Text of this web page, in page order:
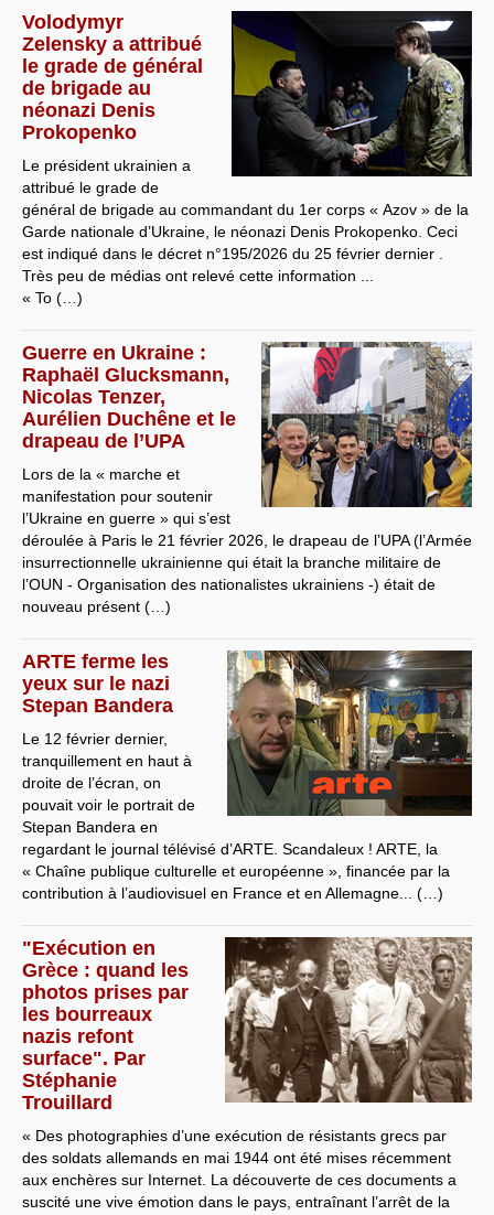
Volodymyr
Zelensky a attribué
le grade de général
de brigade au
néonazi Denis
Prokopenko
Le président ukrainien a
attribué le grade de
général de brigade au commandant du 1er corps « Azov » de la
Garde nationale d’Ukraine, le néonazi Denis Prokopenko. Ceci
est indiqué dans le décret n°195/2026 du 25 février dernier .
Très peu de médias ont relevé cette information ...
« To (…)
Guerre en Ukraine :
Raphaël Glucksmann,
Nicolas Tenzer,
Aurélien Duchêne et le
drapeau de l’UPA
Lors de la « marche et
manifestation pour soutenir
l’Ukraine en guerre » qui s’est
déroulée à Paris le 21 février 2026, le drapeau de l’UPA (l’Armée
insurrectionnelle ukrainienne qui était la branche militaire de
l’OUN - Organisation des nationalistes ukrainiens -) était de
nouveau présent (…)
ARTE ferme les
yeux sur le nazi
Stepan Bandera
Le 12 février dernier,
tranquillement en haut à
droite de l’écran, on
pouvait voir le portrait de
Stepan Bandera en
regardant le journal télévisé d’ARTE. Scandaleux ! ARTE, la
« Chaîne publique culturelle et européenne », financée par la
contribution à l’audiovisuel en France et en Allemagne... (…)
"Exécution en
Grèce : quand les
photos prises par
les bourreaux
nazis refont
surface". Par
Stéphanie
Trouillard
« Des photographies d’une exécution de résistants grecs par
des soldats allemands en mai 1944 ont été mises récemment
aux enchères sur Internet. La découverte de ces documents a
suscité une vive émotion dans le pays, entraînant l’arrêt de la